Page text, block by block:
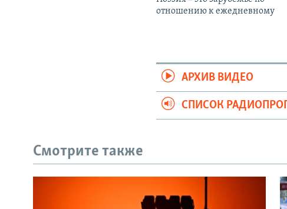
отношению к ежедневному
АРХИВ ВИДЕО
СПИСОК
Смотрите также